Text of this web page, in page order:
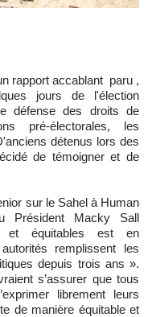
jours de l'élection
défense des droits de
pré-électorales, les
détenus lors des
de témoigner et de
sur le Sahel à Human
Président Macky Sall
et équitables est en
remplissent les
depuis trois ans ».
s’assurer que tous
librement leurs
de manière équitable et